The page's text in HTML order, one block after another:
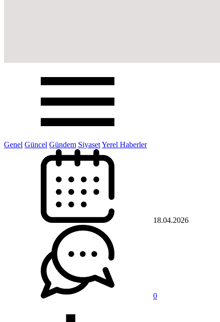
Genel Güncel Gündem SiyasetYerel Haberler
18.04.2026
0